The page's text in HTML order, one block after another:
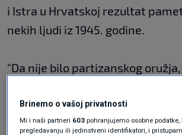
i Istra u Hrvatskoj rezultat
nekih ljudi iz 1945. godine.
"Da nije bilo partizanskog
je bilo najteže, niti Hrvatska
ono što je. Tim ljudima koji su
Brinemo o vašoj privatnosti
Mi i naši partneri 603 pohranjujemo osobne podatke,
pregledavanju ili jedinstveni identifikatori, i